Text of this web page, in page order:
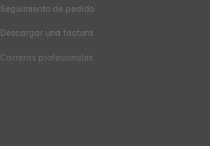
Seguimiento de pedido
Descargar una factura
Carreras profesionales